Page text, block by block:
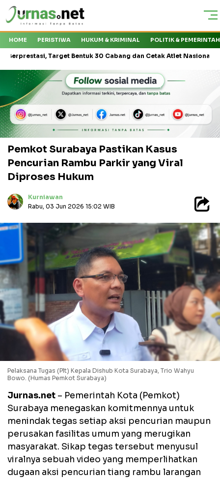
HOME PERISTIWA HUKUM & KRIMINAL POLITIK &
Target Bentuk 30 Cabang dan Cetak Atlet Nasional Kapal
Pemkot Surabaya Pastikan Kasus
Pencurian Rambu Parkir yang Viral
Diproses Hukum
Kurniawan
Rabu, 03 Jun 2026 15:02 WIB
Pelaksana Tugas (Plt) Kepala Dishub Kota Surabaya, Trio Wahyu
Bowo. (Humas Pemkot Surabaya)
Jurnas.net – Pemerintah Kota (Pemkot)
Surabaya menegaskan komitmennya untuk
menindak tegas setiap aksi pencurian maupun
perusakan fasilitas umum yang merugikan
masyarakat. Sikap tegas tersebut menyusul
viralnya sebuah video yang memperlihatkan
dugaan aksi pencurian tiang rambu larangan